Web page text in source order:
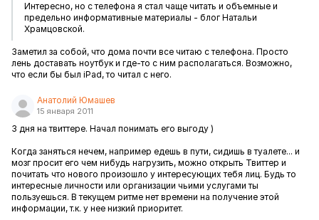
Интересно, но с телефона я стал чаще читать и объемные и
предельно информативные материалы - блог Натальи
Храмцовской.
Заметил за собой, что дома почти все читаю с телефона. Просто
лень доставать ноутбук и где-то с ним располагаться. Возможно,
что если бы был iPad, то читал с него.
Анатолий Юмашев
15 января 2011
3 дня на твиттере. Начал понимать его выгоду )
Когда заняться нечем, например едешь в пути, сидишь в туалете... и
мозг просит его чем нибудь нагрузить, можно открыть Твиттер и
почитать что нового произошло у интересующих тебя лиц. Будь то
интересные личности или организации чьими услугами ты
пользуешься. В текущем ритме нет времени на получение этой
информации, т.к. у нее низкий приоритет.